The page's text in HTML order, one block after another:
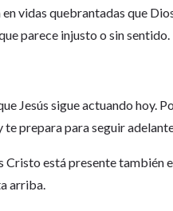
vidas quebrantadas que
parece injusto o sin sentido.
Jesús sigue actuando hoy.
prepara para seguir
Cristo está presente también
arriba.